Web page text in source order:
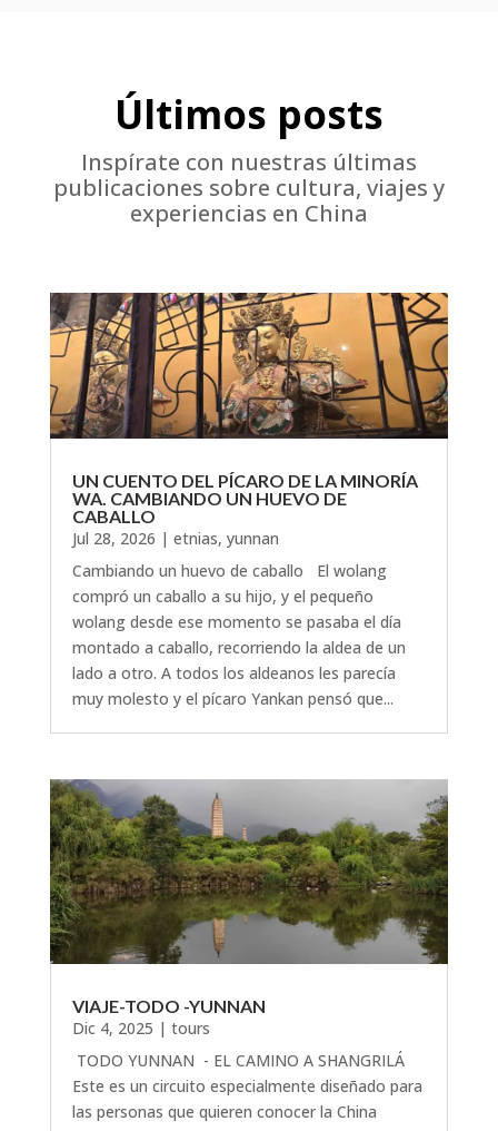
Últimos posts
Inspírate con nuestras últimas
publicaciones sobre cultura, viajes y
experiencias en China
UN CUENTO DEL PÍCARO DE LA MINORÍA
WA. CAMBIANDO UN HUEVO DE
CABALLO
Jul 28, 2026 | etnias, yunnan
Cambiando un huevo de caballo El wolang
compró un caballo a su hijo, y el pequeño
wolang desde ese momento se pasaba el día
montado a caballo, recorriendo la aldea de un
lado a otro. A todos los aldeanos les parecía
muy molesto y el pícaro Yankan pensó que...
VIAJE-TODO -YUNNAN
Dic 4, 2025 | tours
TODO YUNNAN - EL CAMINO A SHANGRILÁ
Este es un circuito especialmente diseñado para
las personas que quieren conocer la China